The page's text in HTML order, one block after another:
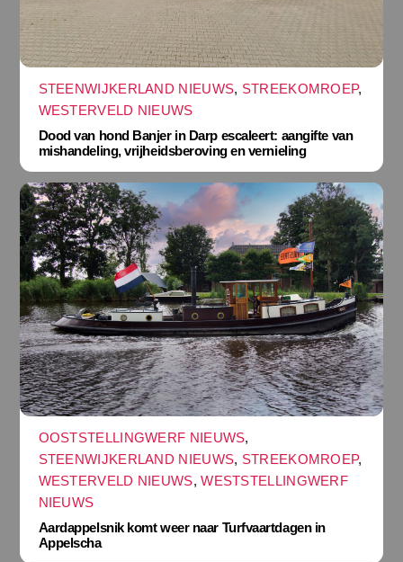
STEENWIJKERLAND NIEUWS, STREEKOMROEP,
WESTERVELD NIEUWS
Dood van hond Banjer in Darp escaleert: aangifte van
mishandeling, vrijheidsberoving en vernieling
OOSTSTELLINGWERF NIEUWS,
STEENWIJKERLAND NIEUWS, STREEKOMROEP,
WESTERVELD NIEUWS,WESTSTELLINGWERF
NIEUWS
Aardappelsnik komt weer naar Turfvaartdagen in
Appelscha